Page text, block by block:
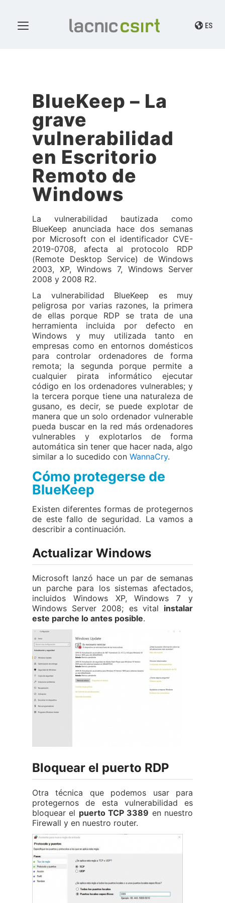
ES
BlueKeep – La
grave
vulnerabilidad
en Escritorio
Remoto de
Windows
La vulnerabilidad bautizada como
BlueKeep anunciada hace dos semanas
por Microsoft con el identificador CVE-
2019-0708, afecta al protocolo RDP
(Remote Desktop Service) de Windows
2003, XP, Windows 7, Windows Server
2008 y 2008 R2.
La vulnerabilidad BlueKeep es muy
peligrosa por varias razones, la primera
de ellas porque RDP se trata de una
herramienta incluida por defecto en
Windows y muy utilizada tanto en
empresas como en entornos domésticos
para controlar ordenadores de forma
remota; la segunda porque permite a
cualquier pirata informático ejecutar
código en los ordenadores vulnerables; y
la tercera porque tiene una naturaleza de
gusano, es decir, se puede explotar de
manera que un solo ordenador vulnerable
pueda buscar en la red más ordenadores
vulnerables y explotarlos de forma
automática sin tener que hacer nada, algo
similar a lo sucedido con WannaCry.
Cómo protegerse de
BlueKeep
Existen diferentes formas de protegernos
de este fallo de seguridad. La vamos a
describir a continuación.
Actualizar Windows
Microsoft lanzó hace un par de semanas
un parche para los sistemas afectados,
incluidos Windows XP, Windows 7 y
Windows Server 2008; es vital instalar
este parche lo antes posible.
Bloquear el puerto RDP
Otra técnica que podemos usar para
protegernos de esta vulnerabilidad es
bloquear el puerto TCP 3389 en nuestro
Firewall y en nuestro router.